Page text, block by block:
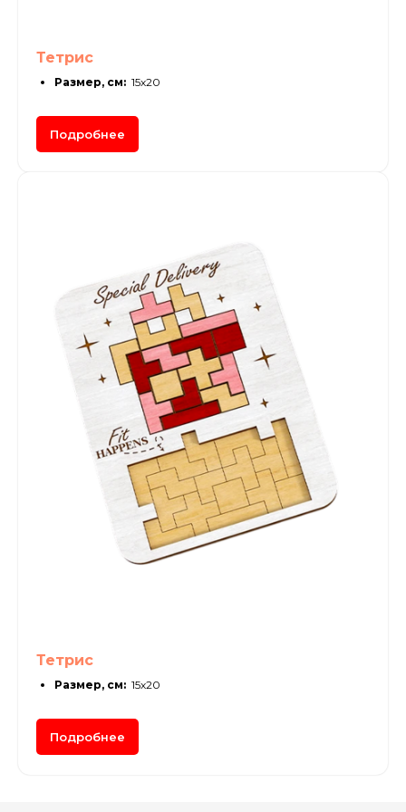
Тетрис
Размер, см: 15х20
Подробнее
Тетрис
Размер, см: 15х20
Подробнее